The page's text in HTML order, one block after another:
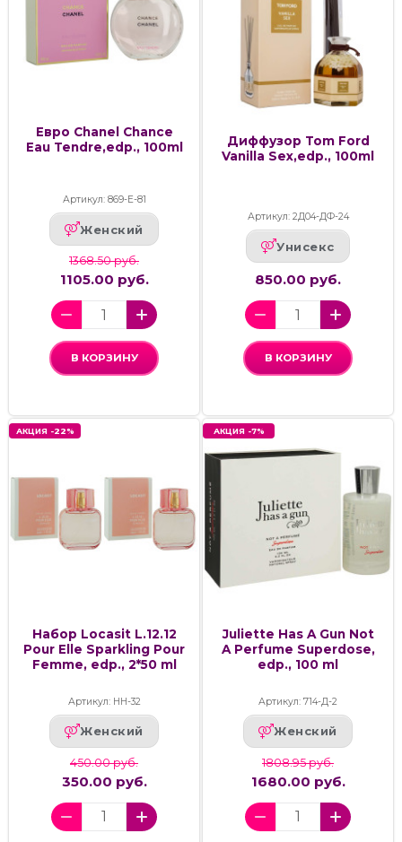
Евро Chanel Chance
Eau Tendre,edp., 100ml
Артикул: 869-Е-81
Женский
1368.50 руб.
1105.00 руб.
В КОРЗИНУ
Диффузор Tom Ford
Vanilla Sex,edp., 100ml
Артикул: 2Д04-ДФ-24
Унисекс
850.00 руб.
В КОРЗИНУ
АКЦИЯ -22%
Набор Locasit L.12.12
Pour Elle Sparkling Pour
Femme, edp., 2*50 ml
Артикул: НН-32
Женский
450.00 руб.
350.00 руб.
АКЦИЯ -7%
Juliette Has A Gun Not
A Perfume Superdose,
edp., 100 ml
Артикул: 714-Д-2
Женский
1808.95 руб.
1680.00 руб.